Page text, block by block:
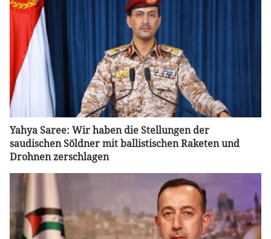
Yahya Saree: Wir haben die Stellungen der
saudischen Söldner mit ballistischen Raketen und
Drohnen zerschlagen